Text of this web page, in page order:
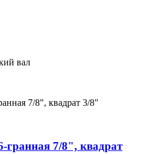
вал
гранная 7/8", квадрат